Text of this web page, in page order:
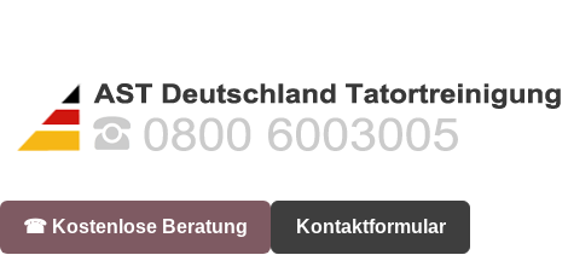
☎︎ Kostenlose Beratung Kontaktformular